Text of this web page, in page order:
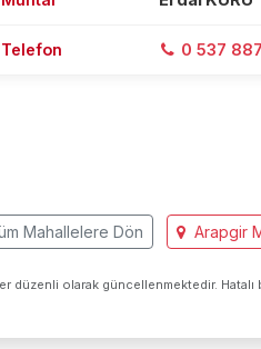
Telefon 0 537
Mahallelere Dön Arapgir
düzenli olarak güncellenmektedir. Hatalı